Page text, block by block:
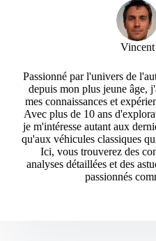
Vincent
Passionné par l'univers de
depuis mon plus jeune âge,
mes connaissances et
Avec plus de 10 ans
je m'intéresse autant aux
qu'aux véhicules classiques
Ici, vous trouverez des
analyses détaillées et des
passionnés